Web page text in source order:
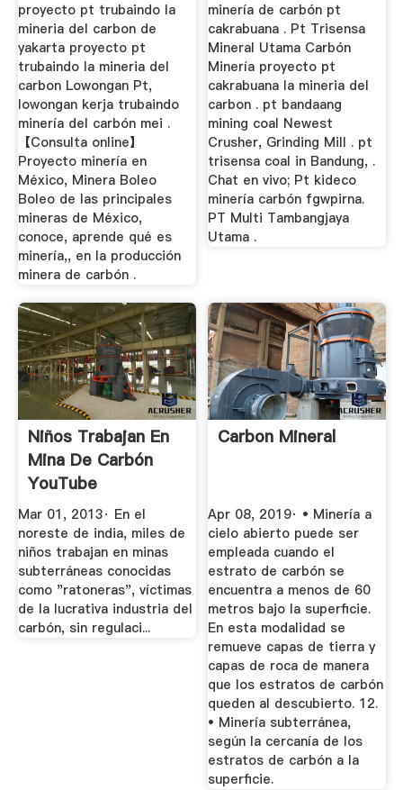
proyecto pt trubaindo la
mineria del carbon de
yakarta proyecto pt
trubaindo la mineria del
carbon Lowongan Pt,
lowongan kerja trubaindo
minería del carbón mei .
【Consulta online】
Proyecto minería en
México, Minera Boleo
Boleo de las principales
mineras de México,
conoce, aprende qué es
minería,, en la producción
minera de carbón .
minería de carbón pt
cakrabuana . Pt Trisensa
Mineral Utama Carbón
Minería proyecto pt
cakrabuana la mineria del
carbon . pt bandaang
mining coal Newest
Crusher, Grinding Mill . pt
trisensa coal in Bandung, .
Chat en vivo; Pt kideco
minería carbón fgwpirna.
PT Multi Tambangjaya
Utama .
Niños Trabajan En
Mina De Carbón
YouTube
Mar 01, 2013· En el
noreste de india, miles de
niños trabajan en minas
subterráneas conocidas
como "ratoneras", víctimas
de la lucrativa industria del
carbón, sin regulaci...
Carbon Mineral
Apr 08, 2019· • Minería a
cielo abierto puede ser
empleada cuando el
estrato de carbón se
encuentra a menos de 60
metros bajo la superficie.
En esta modalidad se
remueve capas de tierra y
capas de roca de manera
que los estratos de carbón
queden al descubierto. 12.
• Minería subterránea,
según la cercanía de los
estratos de carbón a la
superficie.